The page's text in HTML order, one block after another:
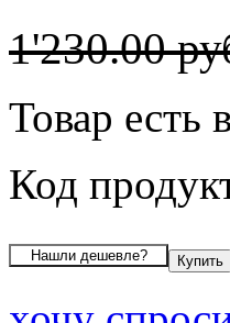
1'230.00
Товар есть
Код